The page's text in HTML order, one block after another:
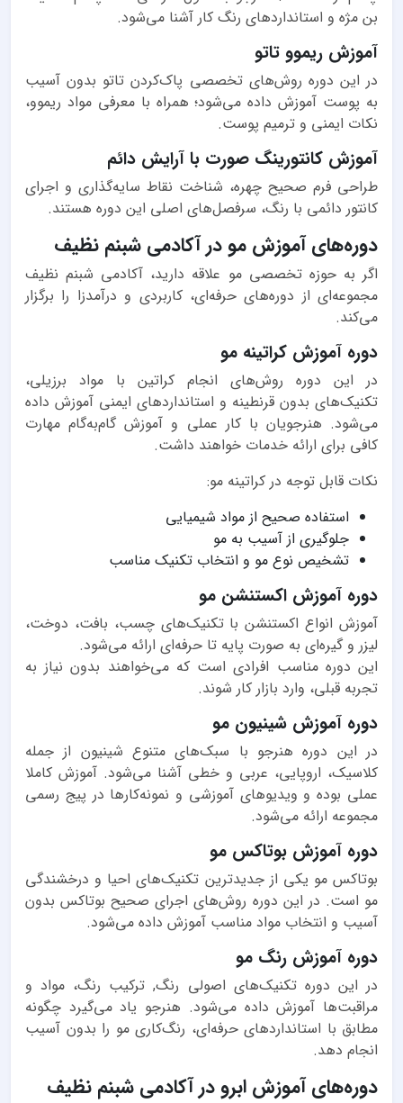
بن مژه و استانداردهای رنگ کار آشنا می‌شود.
آموزش ریموو تاتو
در این دوره روش‌های تخصصی پاک‌کردن تاتو بدون آسیب
به پوست آموزش داده می‌شود؛ همراه با معرفی مواد ریموو،
نکات ایمنی و ترمیم پوست.
آموزش کانتورینگ صورت با آرایش دائم
طراحی فرم صحیح چهره، شناخت نقاط سایه‌گذاری و اجرای
کانتور دائمی با رنگ، سرفصل‌های اصلی این دوره هستند.
دوره‌های آموزش مو در آکادمی شبنم نظیف
اگر به حوزه تخصصی مو علاقه دارید، آکادمی شبنم نظیف
مجموعه‌ای از دوره‌های حرفه‌ای، کاربردی و درآمدزا را برگزار
می‌کند.
دوره آموزش کراتینه مو
در این دوره روش‌های انجام کراتین با مواد برزیلی،
تکنیک‌های بدون قرنطینه و استانداردهای ایمنی آموزش داده
می‌شود. هنرجویان با کار عملی و آموزش گام‌به‌گام مهارت
کافی برای ارائه خدمات خواهند داشت.
نکات قابل توجه در کراتینه مو:
استفاده صحیح از مواد شیمیایی
جلوگیری از آسیب به مو
تشخیص نوع مو و انتخاب تکنیک مناسب
دوره آموزش اکستنشن مو
آموزش انواع اکستنشن با تکنیک‌های چسب، بافت، دوخت،
لیزر و گیره‌ای به صورت پایه تا حرفه‌ای ارائه می‌شود.
این دوره مناسب افرادی است که می‌خواهند بدون نیاز به
تجربه قبلی، وارد بازار کار شوند.
دوره آموزش شینیون مو
در این دوره هنرجو با سبک‌های متنوع شینیون از جمله
کلاسیک، اروپایی، عربی و خطی آشنا می‌شود. آموزش کاملا
عملی بوده و ویدیوهای آموزشی و نمونه‌کارها در پیج رسمی
مجموعه ارائه می‌شود.
دوره آموزش بوتاکس مو
بوتاکس مو یکی از جدیدترین تکنیک‌های احیا و درخشندگی
مو است. در این دوره روش‌های اجرای صحیح بوتاکس بدون
آسیب و انتخاب مواد مناسب آموزش داده می‌شود.
دوره آموزش رنگ مو
در این دوره تکنیک‌های اصولی رنگ, ترکیب رنگ، مواد و
مراقبت‌ها آموزش داده می‌شود. هنرجو یاد می‌گیرد چگونه
مطابق با استانداردهای حرفه‌ای، رنگ‌کاری مو را بدون آسیب
انجام دهد.
دوره‌های آموزش ابرو در آکادمی شبنم نظیف